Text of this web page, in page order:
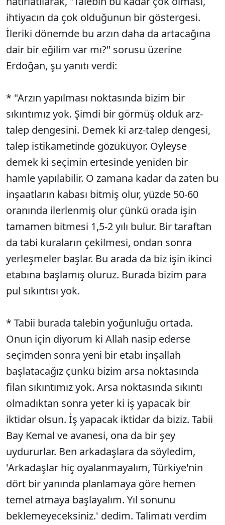
ihtiyacın da çok olduğunun bir göstergesi.
İleriki dönemde bu arzın daha da artacağına
dair bir eğilim var mı?" sorusu üzerine
Erdoğan, şu yanıtı verdi:
* "Arzın yapılması noktasında bizim bir
sıkıntımız yok. Şimdi bir görmüş olduk arz-
talep dengesini. Demek ki arz-talep dengesi,
talep istikametinde gözüküyor. Öyleyse
demek ki seçimin ertesinde yeniden bir
hamle yapılabilir. O zamana kadar da zaten bu
inşaatların kabası bitmiş olur, yüzde 50-60
oranında ilerlenmiş olur çünkü orada işin
tamamen bitmesi 1,5-2 yılı bulur. Bir taraftan
da tabi kuraların çekilmesi, ondan sonra
yerleşmeler başlar. Bu arada da biz işin ikinci
etabına başlamış oluruz. Burada bizim para
pul sıkıntısı yok.
* Tabii burada talebin yoğunluğu ortada.
Onun için diyorum ki Allah nasip ederse
seçimden sonra yeni bir etabı inşallah
başlatacağız çünkü bizim arsa noktasında
filan sıkıntımız yok. Arsa noktasında sıkıntı
olmadıktan sonra yeter ki iş yapacak bir
iktidar olsun. İş yapacak iktidar da biziz. Tabii
Bay Kemal ve avanesi, ona da bir şey
uydururlar. Ben arkadaşlara da söyledim,
'Arkadaşlar hiç oyalanmayalım, Türkiye'nin
dört bir yanında planlamaya göre hemen
temel atmaya başlayalım. Yıl sonunu
beklemeyeceksiniz.' dedim. Talimatı verdim